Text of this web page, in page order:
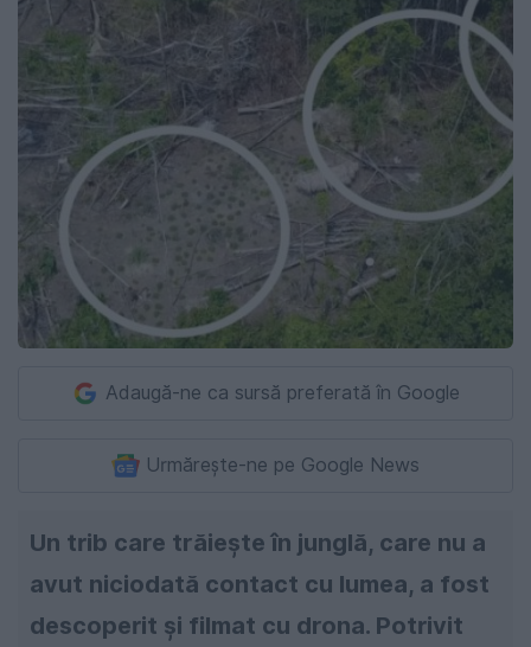
Adaugă-ne ca sursă preferată în Google
Urmărește-ne pe Google News
Un trib care trăiește în junglă, care nu a
avut niciodată contact cu lumea, a fost
descoperit și filmat cu drona. Potrivit